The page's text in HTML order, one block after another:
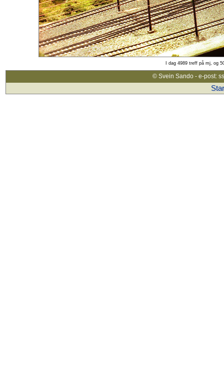
I dag 4989 treff på mj, og
© Svein Sando - e-post: